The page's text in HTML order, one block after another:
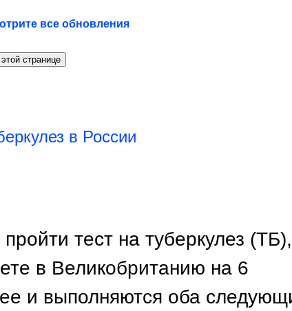
все обновления
странице
в России
тест на туберкулез (ТБ),
в Великобританию на 6
и выполняются оба